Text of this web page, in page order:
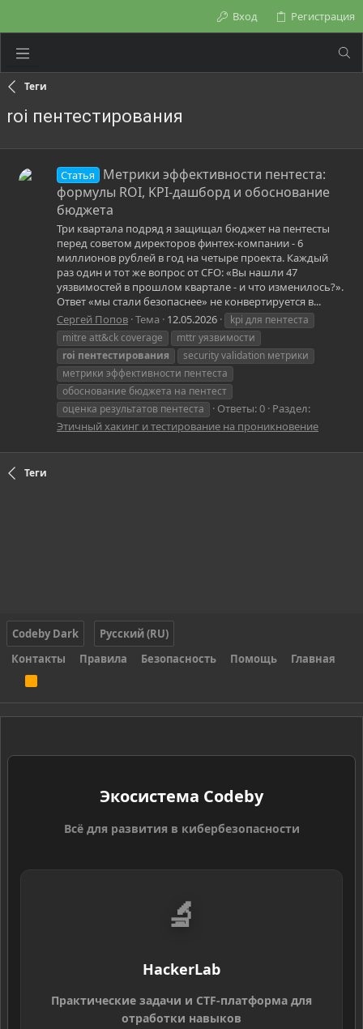
Вход Регистрация
Теги
roi пентестирования
Статья
Метрики эффективности пентеста:
формулы ROI, KPI-дашборд и обоснование
бюджета
Три квартала подряд я защищал бюджет на пентесты
перед советом директоров финтех-компании - 6
миллионов рублей в год на четыре проекта. Каждый
раз один и тот же вопрос от CFO: «Вы нашли 47
уязвимостей в прошлом квартале - и что изменилось?».
Ответ «мы стали безопаснее» не конвертируется в...
Сергей Попов Тема 12.05.2026
kpi для пентеста
mitre att&ck coverage
mttr уязвимости
roi пентестирования
security validation метрики
метрики эффективности пентеста
обоснование бюджета на пентест
оценка результатов пентеста
Ответы: 0 Раздел:
Этичный хакинг и тестирование на проникновение
Теги
Codeby Dark
Русский (RU)
Контакты
Правила Безопасность Помощь Главная
S
Экосистема Codeby
Всё для развития в кибербезопасности
🔬
HackerLab
Практические задачи и CTF-платформа для
отработки навыков